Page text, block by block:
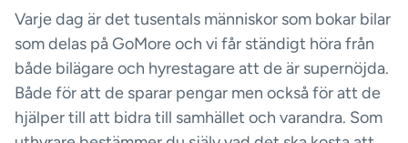
Varje dag är det tusentals människor som bokar bilar
som delas på GoMore och vi får ständigt höra från
både bilägare och hyrestagare att de är supernöjda.
Både för att de sparar pengar men också för att de
hjälper till att bidra till samhället och varandra. Som